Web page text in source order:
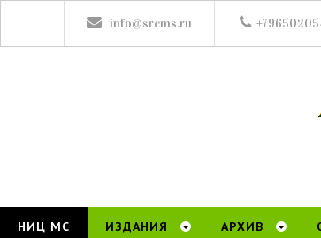
info@srcms.ru
НИЦ МС ИЗДАНИЯ АРХИВ